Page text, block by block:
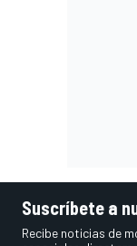
Suscríbete a
Recibe noticias de